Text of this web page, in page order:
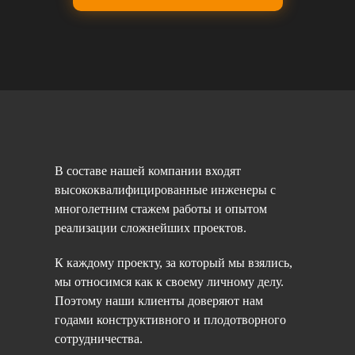
В составе нашей компании входят
высококвалифицированные инженеры с
многолетним стажем работы и опытом
реализации сложнейших проектов.
К каждому проекту, за который мы взялись,
мы относимся как к своему личному делу.
Поэтому наши клиенты доверяют нам
годами конструктивного и плодотворного
сотрудничества.